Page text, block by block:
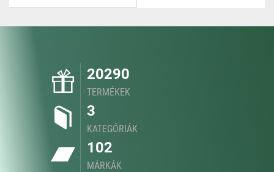
20290
TERMÉKEK
3
KATEGÓRIÁK
102
MÁRKÁK